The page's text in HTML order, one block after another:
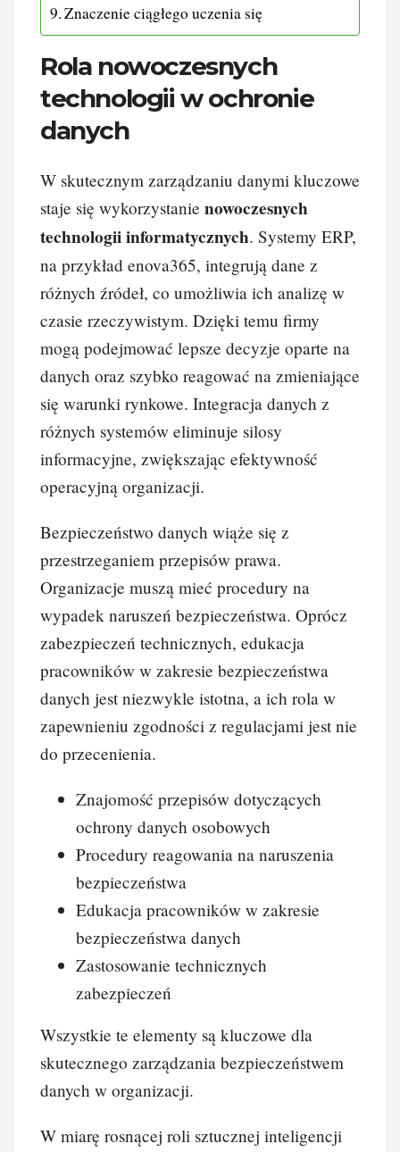
Znaczenie ciągłego uczenia się
Rola nowoczesnych
technologii w ochronie
danych
W skutecznym zarządzaniu danymi kluczowe
staje się wykorzystanie nowoczesnych
technologii informatycznych. Systemy ERP,
na przykład enova365, integrują dane z
różnych źródeł, co umożliwia ich analizę w
czasie rzeczywistym. Dzięki temu firmy
mogą podejmować lepsze decyzje oparte na
danych oraz szybko reagować na zmieniające
się warunki rynkowe. Integracja danych z
różnych systemów eliminuje silosy
informacyjne, zwiększając efektywność
operacyjną organizacji.
Bezpieczeństwo danych wiąże się z
przestrzeganiem przepisów prawa.
Organizacje muszą mieć procedury na
wypadek naruszeń bezpieczeństwa. Oprócz
zabezpieczeń technicznych, edukacja
pracowników w zakresie bezpieczeństwa
danych jest niezwykle istotna, a ich rola w
zapewnieniu zgodności z regulacjami jest nie
do przecenienia.
Znajomość przepisów dotyczących
ochrony danych osobowych
Procedury reagowania na naruszenia
bezpieczeństwa
Edukacja pracowników w zakresie
bezpieczeństwa danych
Zastosowanie technicznych
zabezpieczeń
Wszystkie te elementy są kluczowe dla
skutecznego zarządzania bezpieczeństwem
danych w organizacji.
W miarę rosnącej roli sztucznej inteligencji